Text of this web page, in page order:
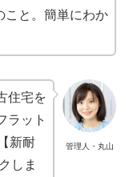
こと。簡単にわか
管理人・丸山
住宅を
ラット
新耐
しま